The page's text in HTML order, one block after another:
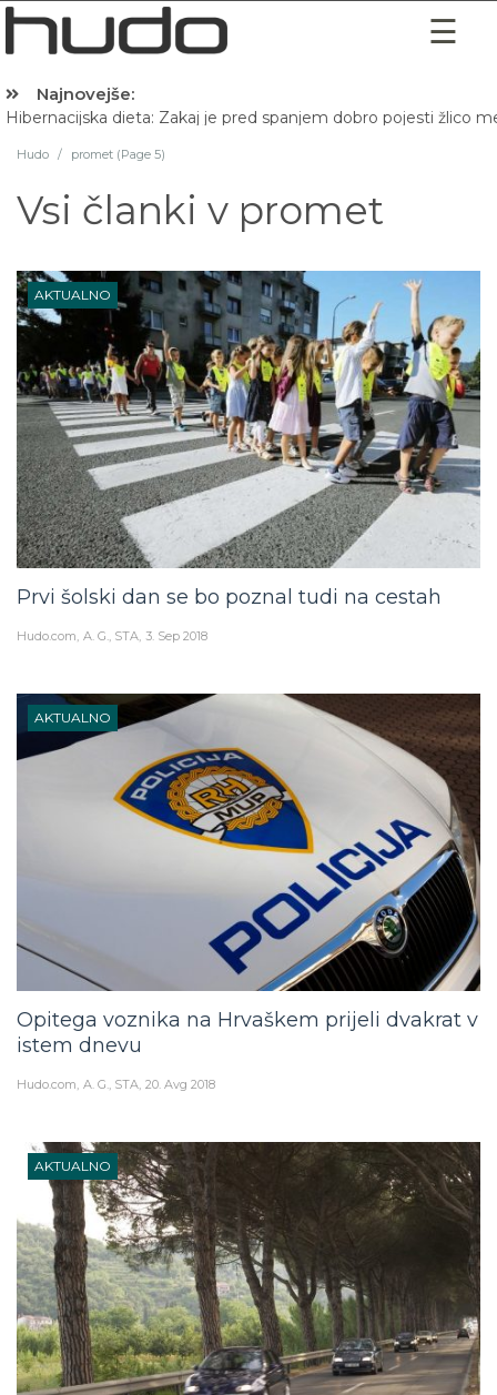
Najnovejše:
Hibernacijska dieta: Zakaj je pred spanjem dobro pojesti žlico
Hudo / promet (Page 5)
Vsi članki v promet
AKTUALNO
Prvi šolski dan se bo poznal tudi na cestah
Hudo.com A. G., STA 3. Sep 2018
AKTUALNO
Opitega voznika na Hrvaškem prijeli dvakrat v
istem dnevu
Hudo.com A. G., STA 20. Avg 2018
AKTUALNO